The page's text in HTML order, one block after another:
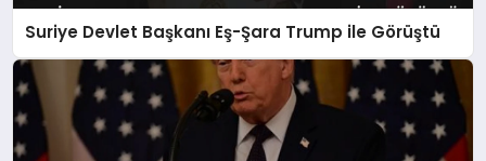
Suriye Devlet Başkanı Eş-Şara Trump ile Görüştü